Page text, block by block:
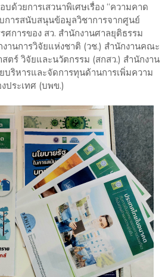
ด้วยการเสวนาพิเศษเรื่อง “ความคาด
ารสนับสนุนข้อมูลวิชาการจากศูนย์
ศการของ สว. สำนักงานศาลยุติธรรม
านการวิจัยแห่งชาติ (วช.) สำนักงานคณะ
สตร์ วิจัยและนวัตกรรม (สกสว.) สำนักงาน
บริหารและจัดการทุนด้านการเพิ่มความ
ประเทศ (บพข.)